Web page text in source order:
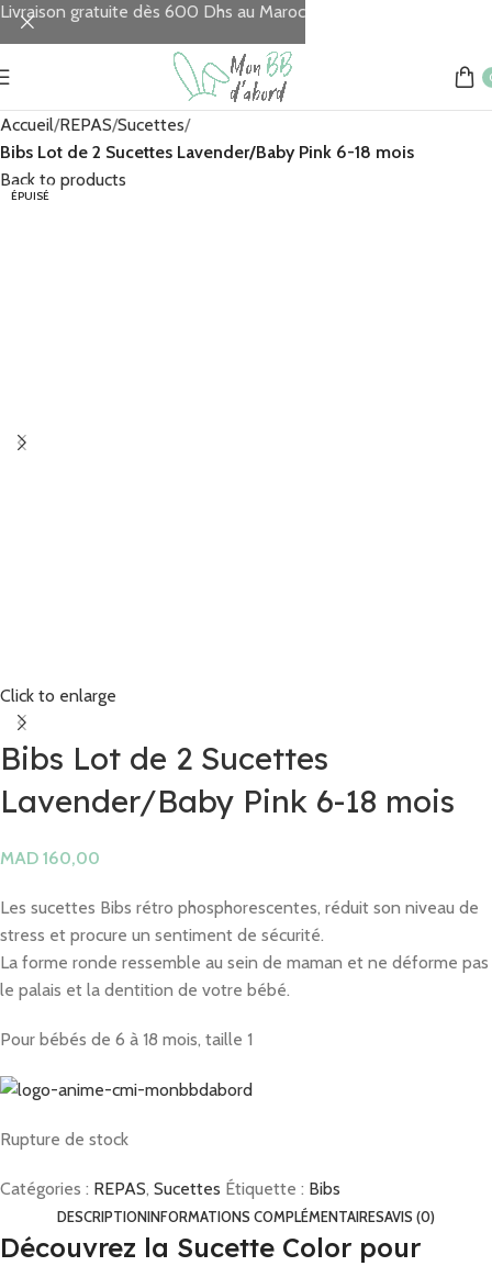
Accueil REPAS Sucettes
Bibs Lot de 2 Sucettes Lavender/Baby Pink 6-18 mois
Back to products
ÉPUISÉ
Click to enlarge
Bibs Lot de 2 Sucettes
Lavender/Baby Pink 6-18 mois
MAD
Les sucettes Bibs rétro phosphorescentes, réduit son niveau de
stress et procure un sentiment de sécurité.
La forme ronde ressemble au sein de maman et ne déforme pas
le palais et la dentition de votre bébé.
Pour bébés de 6 à 18 mois, taille 1
Rupture de stock
Catégories : REPAS, Sucettes Étiquette : Bibs
DESCRIPTIONINFORMATIONS COMPLÉMENTAIRESAVIS (0)
Découvrez la Sucette Color pour
Livraison gratuite dès 600 Dhs au Maroc